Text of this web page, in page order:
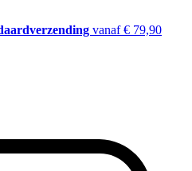
vanaf € 79,90